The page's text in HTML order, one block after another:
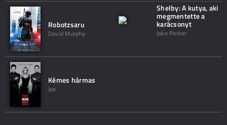
Robotzsaru
David Murphy
Shelby: A kutya, aki
megmentette a
karácsonyt
Jake Parker
Kémes hármas
Joe